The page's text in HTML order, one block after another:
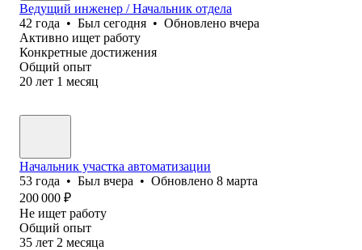
Ведущий инженер / Начальник отдела
42 года • Был сегодня • Обновлено вчера
Активно ищет работу
Конкретные достижения
Общий опыт
20 лет 1 месяц
Начальник участка автоматизации
53 года • Был вчера • Обновлено 8 марта
200 000 ₽
Не ищет работу
Общий опыт
35 лет 2 месяца